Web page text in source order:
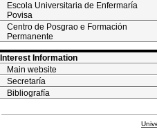
Escola Universitaria de Enfermaría
Povisa
Centro de Posgrao e Formación
Permanente
Interest Information
Main website
Secretaría
Bibliografía